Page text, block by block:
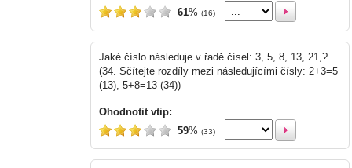
61% (16)
Jaké číslo následuje v řadě čísel: 3, 5, 8, 13, 21,?
(34. Sčítejte rozdíly mezi následujícími čísly: 2+3=5
(13), 5+8=13 (34))
Ohodnotit vtip:
59% (33)